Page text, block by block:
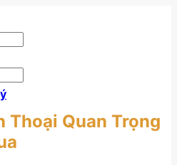
Thoại Quan Trọng